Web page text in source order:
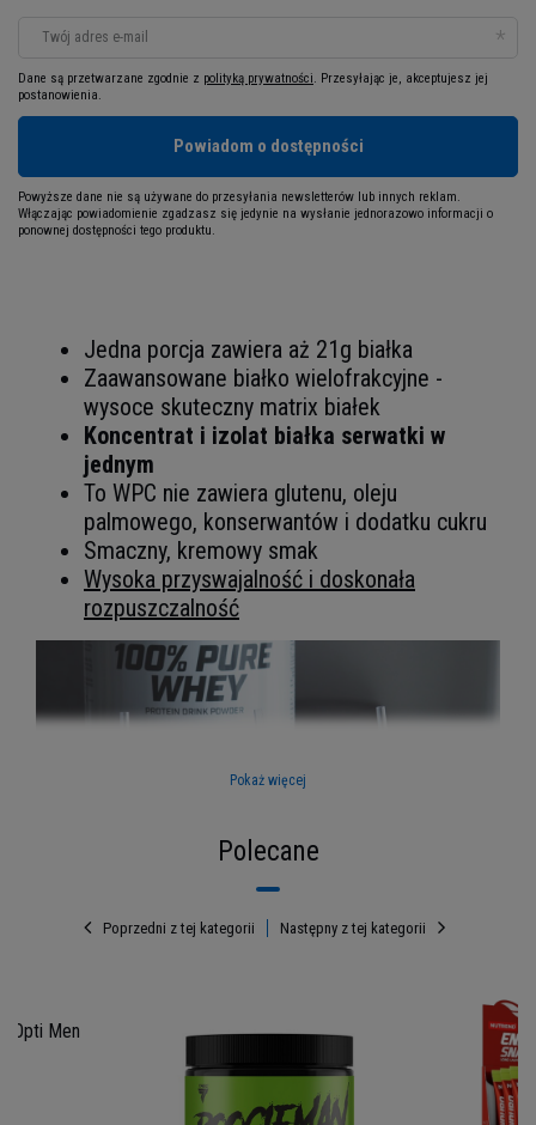
Twój adres e-mail
Dane są przetwarzane zgodnie z polityką prywatności. Przesyłając je, akceptujesz jej
postanowienia.
Powiadom o dostępności
Powyższe dane nie są używane do przesyłania newsletterów lub innych reklam.
Włączając powiadomienie zgadzasz się jedynie na wysłanie jednorazowo informacji o
ponownej dostępności tego produktu.
Jedna porcja zawiera aż 21g białka
Zaawansowane białko wielofrakcyjne -
wysoce skuteczny matrix białek
Koncentrat i izolat białka serwatki w
jednym
To WPC nie zawiera glutenu, oleju
palmowego, konserwantów i dodatku cukru
Smaczny, kremowy smak
Wysoka przyswajalność i doskonała
rozpuszczalność
Zbuduj formę z mixem białek
Pokaż więcej
Polecane
Poprzedni z tej kategorii
Opti Men
Następny z tej kategorii